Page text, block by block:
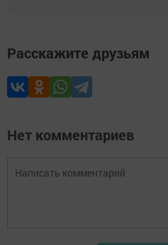
Расскажите друзьям
Нет комментариев